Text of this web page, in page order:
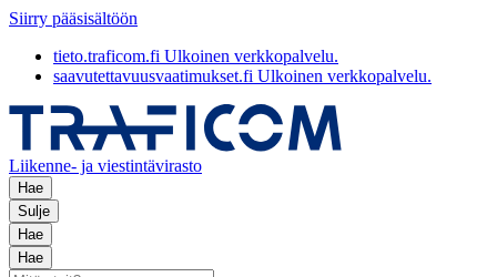
Siirry pääsisältöön
tieto.traficom.fi Ulkoinen verkkopalvelu.
saavutettavuusvaatimukset.fi Ulkoinen verkkopalvelu.
Liikenne- ja viestintävirasto
Hae
Sulje
Hae
Hae